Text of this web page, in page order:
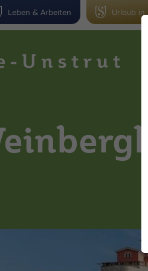
Urlaub in
Leben & Arbeiten